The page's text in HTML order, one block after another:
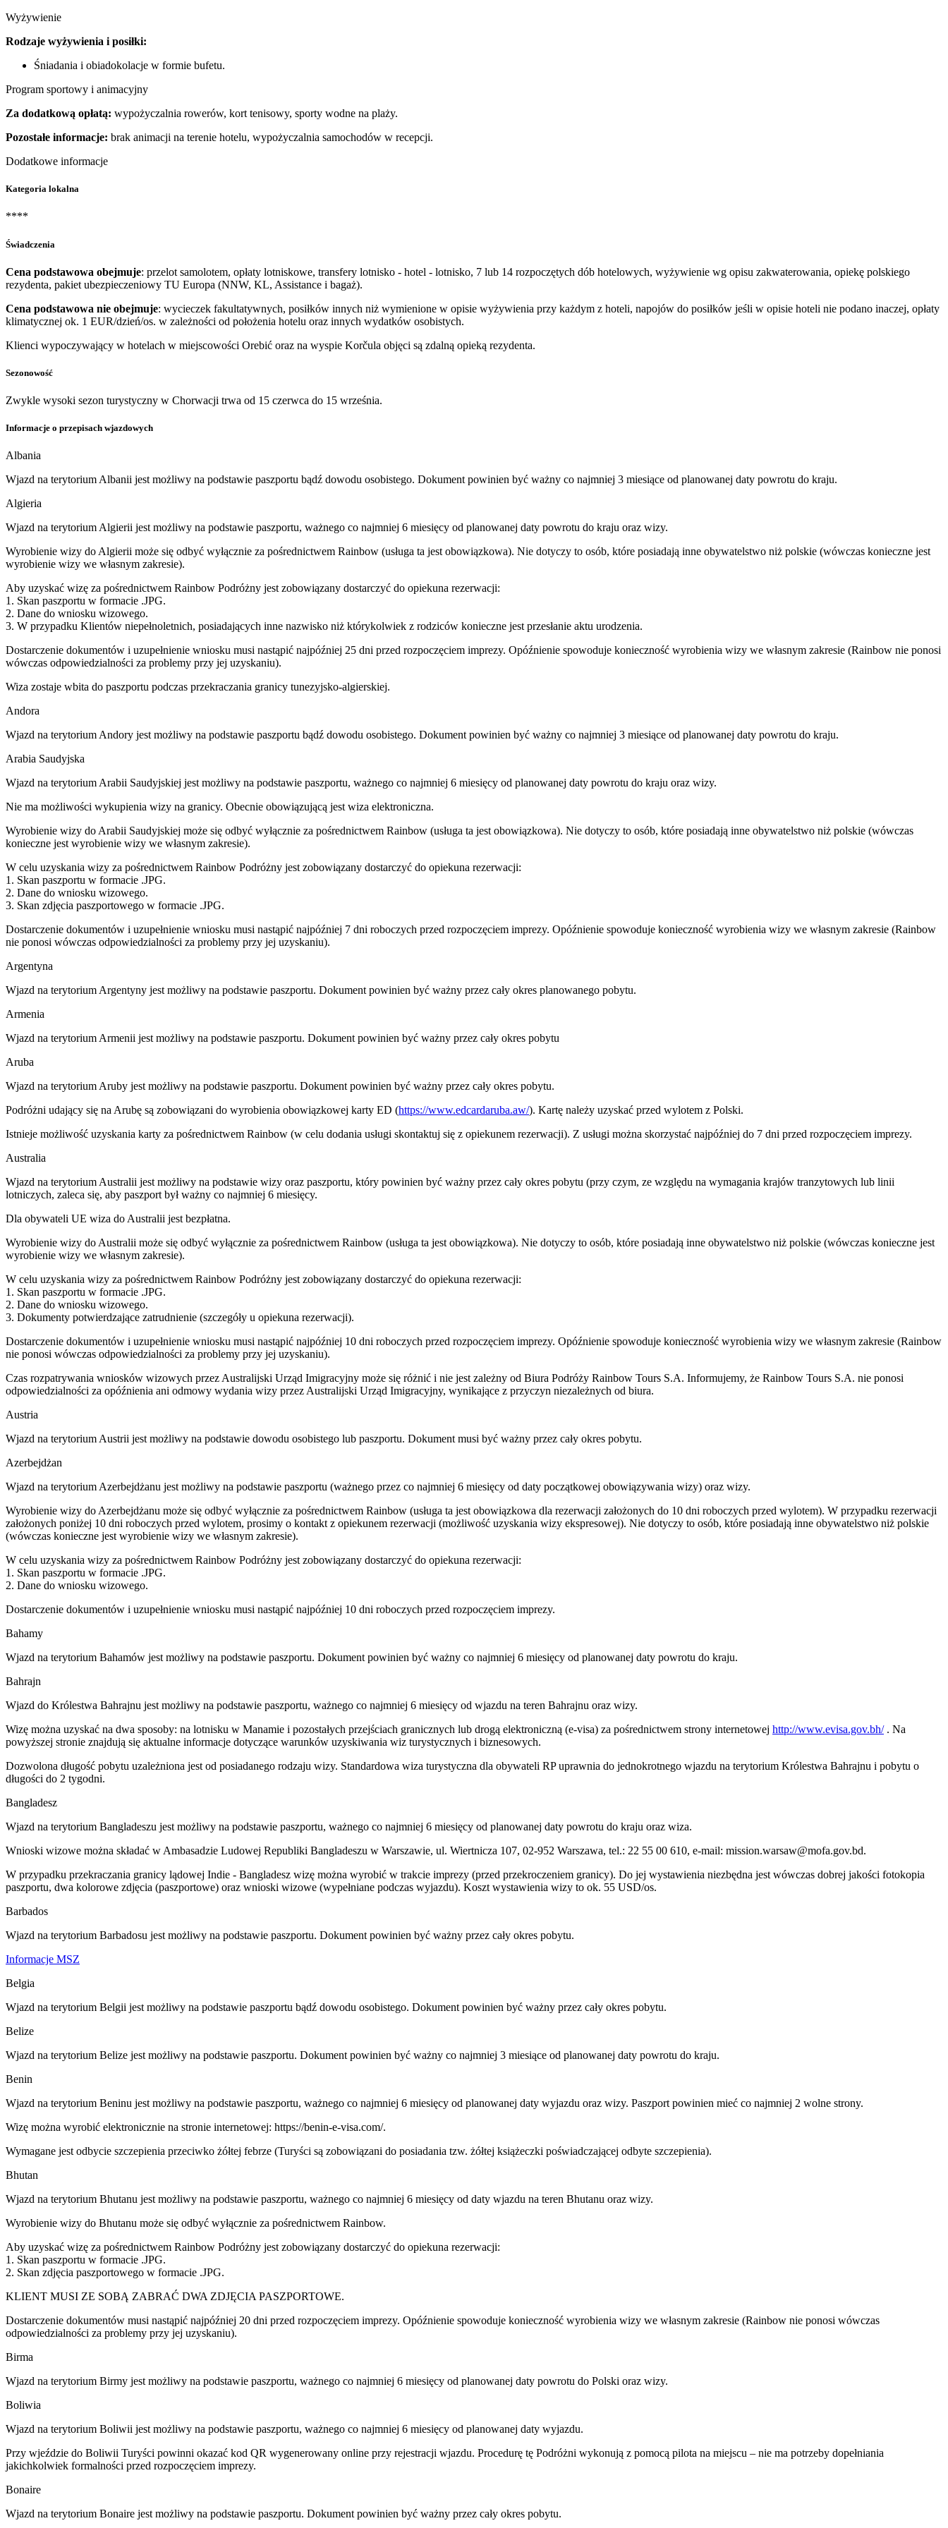
Wyżywienie
Rodzaje wyżywienia i posiłki:
Śniadania i obiadokolacje w formie bufetu.
Program sportowy i animacyjny
Za dodatkową opłatą: wypożyczalnia rowerów, kort tenisowy, sporty wodne na plaży.
Pozostałe informacje: brak animacji na terenie hotelu, wypożyczalnia samochodów w recepcji.
Dodatkowe informacje
Kategoria lokalna
****
Świadczenia
Cena podstawowa obejmuje: przelot samolotem, opłaty lotniskowe, transfery lotnisko - hotel - lotnisko, 7 lub 14 rozpoczętych dób hotelowych, wyżywienie wg opisu zakwaterowania, opiekę polskiego
rezydenta, pakiet ubezpieczeniowy TU Europa (NNW, KL, Assistance i bagaż).
Cena podstawowa nie obejmuje: wycieczek fakultatywnych, posiłków innych niż wymienione w opisie wyżywienia przy każdym z hoteli, napojów do posiłków jeśli w opisie hoteli nie podano inaczej, opłaty
klimatycznej ok. 1 EUR/dzień/os. w zależności od położenia hotelu oraz innych wydatków osobistych.
Klienci wypoczywający w hotelach w miejscowości Orebić oraz na wyspie Korčula objęci są zdalną opieką rezydenta.
Sezonowość
Zwykle wysoki sezon turystyczny w Chorwacji trwa od 15 czerwca do 15 września.
Informacje o przepisach wjazdowych
Albania
Wjazd na terytorium Albanii jest możliwy na podstawie paszportu bądź dowodu osobistego. Dokument powinien być ważny co najmniej 3 miesiące od planowanej daty powrotu do kraju.
Algieria
Wjazd na terytorium Algierii jest możliwy na podstawie paszportu, ważnego co najmniej 6 miesięcy od planowanej daty powrotu do kraju oraz wizy.
Wyrobienie wizy do Algierii może się odbyć wyłącznie za pośrednictwem Rainbow (usługa ta jest obowiązkowa). Nie dotyczy to osób, które posiadają inne obywatelstwo niż polskie (wówczas konieczne jest
wyrobienie wizy we własnym zakresie).
Aby uzyskać wizę za pośrednictwem Rainbow Podróżny jest zobowiązany dostarczyć do opiekuna rezerwacji:
1. Skan paszportu w formacie .JPG.
2. Dane do wniosku wizowego.
3. W przypadku Klientów niepełnoletnich, posiadających inne nazwisko niż którykolwiek z rodziców konieczne jest przesłanie aktu urodzenia.
Dostarczenie dokumentów i uzupełnienie wniosku musi nastąpić najpóźniej 25 dni przed rozpoczęciem imprezy. Opóźnienie spowoduje konieczność wyrobienia wizy we własnym zakresie (Rainbow nie ponosi
wówczas odpowiedzialności za problemy przy jej uzyskaniu).
Wiza zostaje wbita do paszportu podczas przekraczania granicy tunezyjsko-algierskiej.
Andora
Wjazd na terytorium Andory jest możliwy na podstawie paszportu bądź dowodu osobistego. Dokument powinien być ważny co najmniej 3 miesiące od planowanej daty powrotu do kraju.
Arabia Saudyjska
Wjazd na terytorium Arabii Saudyjskiej jest możliwy na podstawie paszportu, ważnego co najmniej 6 miesięcy od planowanej daty powrotu do kraju oraz wizy.
Nie ma możliwości wykupienia wizy na granicy. Obecnie obowiązującą jest wiza elektroniczna.
Wyrobienie wizy do Arabii Saudyjskiej może się odbyć wyłącznie za pośrednictwem Rainbow (usługa ta jest obowiązkowa). Nie dotyczy to osób, które posiadają inne obywatelstwo niż polskie (wówczas
konieczne jest wyrobienie wizy we własnym zakresie).
W celu uzyskania wizy za pośrednictwem Rainbow Podróżny jest zobowiązany dostarczyć do opiekuna rezerwacji:
1. Skan paszportu w formacie .JPG.
2. Dane do wniosku wizowego.
3. Skan zdjęcia paszportowego w formacie .JPG.
Dostarczenie dokumentów i uzupełnienie wniosku musi nastąpić najpóźniej 7 dni roboczych przed rozpoczęciem imprezy. Opóźnienie spowoduje konieczność wyrobienia wizy we własnym zakresie (Rainbow
nie ponosi wówczas odpowiedzialności za problemy przy jej uzyskaniu).
Argentyna
Wjazd na terytorium Argentyny jest możliwy na podstawie paszportu. Dokument powinien być ważny przez cały okres planowanego pobytu.
Armenia
Wjazd na terytorium Armenii jest możliwy na podstawie paszportu. Dokument powinien być ważny przez cały okres pobytu
Aruba
Wjazd na terytorium Aruby jest możliwy na podstawie paszportu. Dokument powinien być ważny przez cały okres pobytu.
Podróżni udający się na Arubę są zobowiązani do wyrobienia obowiązkowej karty ED (https://www.edcardaruba.aw/). Kartę należy uzyskać przed wylotem z Polski.
Istnieje możliwość uzyskania karty za pośrednictwem Rainbow (w celu dodania usługi skontaktuj się z opiekunem rezerwacji). Z usługi można skorzystać najpóźniej do 7 dni przed rozpoczęciem imprezy.
Australia
Wjazd na terytorium Australii jest możliwy na podstawie wizy oraz paszportu, który powinien być ważny przez cały okres pobytu (przy czym, ze względu na wymagania krajów tranzytowych lub linii
lotniczych, zaleca się, aby paszport był ważny co najmniej 6 miesięcy.
Dla obywateli UE wiza do Australii jest bezpłatna.
Wyrobienie wizy do Australii może się odbyć wyłącznie za pośrednictwem Rainbow (usługa ta jest obowiązkowa). Nie dotyczy to osób, które posiadają inne obywatelstwo niż polskie (wówczas konieczne jest
wyrobienie wizy we własnym zakresie).
W celu uzyskania wizy za pośrednictwem Rainbow Podróżny jest zobowiązany dostarczyć do opiekuna rezerwacji:
1. Skan paszportu w formacie .JPG.
2. Dane do wniosku wizowego.
3. Dokumenty potwierdzające zatrudnienie (szczegóły u opiekuna rezerwacji).
Dostarczenie dokumentów i uzupełnienie wniosku musi nastąpić najpóźniej 10 dni roboczych przed rozpoczęciem imprezy. Opóźnienie spowoduje konieczność wyrobienia wizy we własnym zakresie (Rainbow
nie ponosi wówczas odpowiedzialności za problemy przy jej uzyskaniu).
Czas rozpatrywania wniosków wizowych przez Australijski Urząd Imigracyjny może się różnić i nie jest zależny od Biura Podróży Rainbow Tours S.A. Informujemy, że Rainbow Tours S.A. nie ponosi
odpowiedzialności za opóźnienia ani odmowy wydania wizy przez Australijski Urząd Imigracyjny, wynikające z przyczyn niezależnych od biura.
Austria
Wjazd na terytorium Austrii jest możliwy na podstawie dowodu osobistego lub paszportu. Dokument musi być ważny przez cały okres pobytu.
Azerbejdżan
Wjazd na terytorium Azerbejdżanu jest możliwy na podstawie paszportu (ważnego przez co najmniej 6 miesięcy od daty początkowej obowiązywania wizy) oraz wizy.
Wyrobienie wizy do Azerbejdżanu może się odbyć wyłącznie za pośrednictwem Rainbow (usługa ta jest obowiązkowa dla rezerwacji założonych do 10 dni roboczych przed wylotem). W przypadku rezerwacji
założonych poniżej 10 dni roboczych przed wylotem, prosimy o kontakt z opiekunem rezerwacji (możliwość uzyskania wizy ekspresowej). Nie dotyczy to osób, które posiadają inne obywatelstwo niż polskie
(wówczas konieczne jest wyrobienie wizy we własnym zakresie).
W celu uzyskania wizy za pośrednictwem Rainbow Podróżny jest zobowiązany dostarczyć do opiekuna rezerwacji:
1. Skan paszportu w formacie .JPG.
2. Dane do wniosku wizowego.
Dostarczenie dokumentów i uzupełnienie wniosku musi nastąpić najpóźniej 10 dni roboczych przed rozpoczęciem imprezy.
Bahamy
Wjazd na terytorium Bahamów jest możliwy na podstawie paszportu. Dokument powinien być ważny co najmniej 6 miesięcy od planowanej daty powrotu do kraju.
Bahrajn
Wjazd do Królestwa Bahrajnu jest możliwy na podstawie paszportu, ważnego co najmniej 6 miesięcy od wjazdu na teren Bahrajnu oraz wizy.
Wizę można uzyskać na dwa sposoby: na lotnisku w Manamie i pozostałych przejściach granicznych lub drogą elektroniczną (e-visa) za pośrednictwem strony internetowej http://www.evisa.gov.bh/. Na
powyższej stronie znajdują się aktualne informacje dotyczące warunków uzyskiwania wiz turystycznych i biznesowych.
Dozwolona długość pobytu uzależniona jest od posiadanego rodzaju wizy. Standardowa wiza turystyczna dla obywateli RP uprawnia do jednokrotnego wjazdu na terytorium Królestwa Bahrajnu i pobytu o
długości do 2 tygodni.
Bangladesz
Wjazd na terytorium Bangladeszu jest możliwy na podstawie paszportu, ważnego co najmniej 6 miesięcy od planowanej daty powrotu do kraju oraz wiza.
Wnioski wizowe można składać w Ambasadzie Ludowej Republiki Bangladeszu w Warszawie, ul. Wiertnicza 107, 02-952 Warszawa, tel.: 22 55 00 610, e-mail: mission.warsaw@mofa.gov.bd.
W przypadku przekraczania granicy lądowej Indie - Bangladesz wizę można wyrobić w trakcie imprezy (przed przekroczeniem granicy). Do jej wystawienia niezbędna jest wówczas dobrej jakości fotokopia
paszportu, dwa kolorowe zdjęcia (paszportowe) oraz wnioski wizowe (wypełniane podczas wyjazdu). Koszt wystawienia wizy to ok. 55 USD/os.
Barbados
Wjazd na terytorium Barbadosu jest możliwy na podstawie paszportu. Dokument powinien być ważny przez cały okres pobytu.
Informacje MSZ
Belgia
Wjazd na terytorium Belgii jest możliwy na podstawie paszportu bądź dowodu osobistego. Dokument powinien być ważny przez cały okres pobytu.
Belize
Wjazd na terytorium Belize jest możliwy na podstawie paszportu. Dokument powinien być ważny co najmniej 3 miesiące od planowanej daty powrotu do kraju.
Benin
Wjazd na terytorium Beninu jest możliwy na podstawie paszportu, ważnego co najmniej 6 miesięcy od planowanej daty wyjazdu oraz wizy. Paszport powinien mieć co najmniej 2 wolne strony.
Wizę można wyrobić elektronicznie na stronie internetowej: https://benin-e-visa.com/.
Wymagane jest odbycie szczepienia przeciwko żółtej febrze (Turyści są zobowiązani do posiadania tzw. żółtej książeczki poświadczającej odbyte szczepienia).
Bhutan
Wjazd na terytorium Bhutanu jest możliwy na podstawie paszportu, ważnego co najmniej 6 miesięcy od daty wjazdu na teren Bhutanu oraz wizy.
Wyrobienie wizy do Bhutanu może się odbyć wyłącznie za pośrednictwem Rainbow.
Aby uzyskać wizę za pośrednictwem Rainbow Podróżny jest zobowiązany dostarczyć do opiekuna rezerwacji:
1. Skan paszportu w formacie .JPG.
2. Skan zdjęcia paszportowego w formacie .JPG.
KLIENT MUSI ZE SOBĄ ZABRAĆ DWA ZDJĘCIA PASZPORTOWE.
Dostarczenie dokumentów musi nastąpić najpóźniej 20 dni przed rozpoczęciem imprezy. Opóźnienie spowoduje konieczność wyrobienia wizy we własnym zakresie (Rainbow nie ponosi wówczas
odpowiedzialności za problemy przy jej uzyskaniu).
Birma
Wjazd na terytorium Birmy jest możliwy na podstawie paszportu, ważnego co najmniej 6 miesięcy od planowanej daty powrotu do Polski oraz wizy.
Boliwia
Wjazd na terytorium Boliwii jest możliwy na podstawie paszportu, ważnego co najmniej 6 miesięcy od planowanej daty wyjazdu.
Przy wjeździe do Boliwii Turyści powinni okazać kod QR wygenerowany online przy rejestracji wjazdu. Procedurę tę Podróżni wykonują z pomocą pilota na miejscu – nie ma potrzeby dopełniania
jakichkolwiek formalności przed rozpoczęciem imprezy.
Bonaire
Wjazd na terytorium Bonaire jest możliwy na podstawie paszportu. Dokument powinien być ważny przez cały okres pobytu.